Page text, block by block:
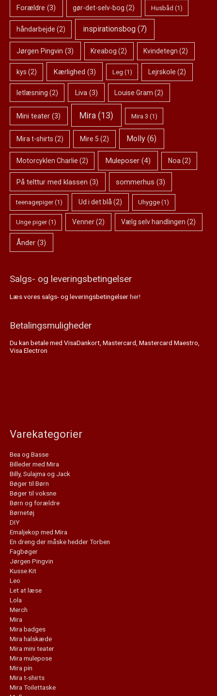
Forældre (3) gør-det-selv-bog (2) Husbåd (1)
håndarbejde (2) inspirationsbog (7)
Jørgen Pingvin (3) Kreabog (2) Kvindetegn (2)
kys (2) Kærlighed (3) Leg (1) Lejrskole (2)
letlæsning (2) Liva (3) Louise Gram (2)
Mini teater (3) Mira (13) Mira 3 (1)
Mira t-shirts (2) Mire 5 (2) Molly (6)
Motorcyklen Charlie (2) Muleposer (4) Noa (2)
På telttur med klassen (3) sommerhus (3)
teenagepiger(1) Ud i det blå(2) Uhygge (1)
Unge piger(1) Venner(2) Vælg selv handlingen (2)
Ånder (3)
Salgs- og leveringsbetingelser
Læs vores salgs- og leveringsbetingelserher!
Betalingsmuligheder
Du kan betale med VisaDankort, Mastercard, Mastercard Maestro,
Visa Electron
Varekategorier
Bea og Basse
Billeder med Mira
Billy, Sulajma og Jack
Bøger til Børn
Bøger til voksne
Børn og forældre
Børnetøj
DIY
Emaljekop med Mira
En dreng der måske hedder Torben
Fagbøger
Jørgen Pingvin
Kusse Kit
Leo
Let at læse
Lola
Merch
Mira
Mira badges
Mira halskæde
Mira mini teater
Mira mulepose
Mira pin
Mira t-shirts
Mira Toilettaske